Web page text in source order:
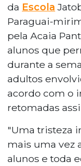
da Escola
Paraguai-
pela Acaia
alunos que
durante a
adultos
acordo com o
retomadas
"Uma tristeza
mais uma vez
alunos e toda